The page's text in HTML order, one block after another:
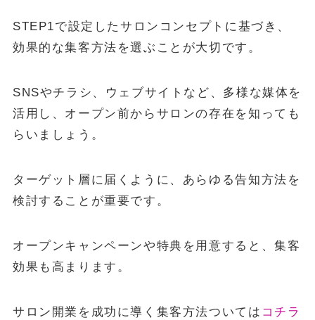
STEP1で設定したサロンコンセプトに基づき、
効果的な集客方法を選ぶことが大切です。
SNSやチラシ、ウェブサイトなど、多様な媒体を
活用し、オープン前からサロンの存在を知っても
らいましょう。
ターゲット層に届くように、あらゆる告知方法を
検討することが重要です。
オープンキャンペーンや特典を用意すると、集客
効果も高まります。
サロン開業を成功に導く集客方法ついては コチラ